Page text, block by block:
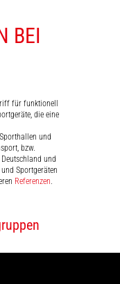
BEI
für funktionell
die eine
und
bzw.
und
Sportgeräten
Referenzen